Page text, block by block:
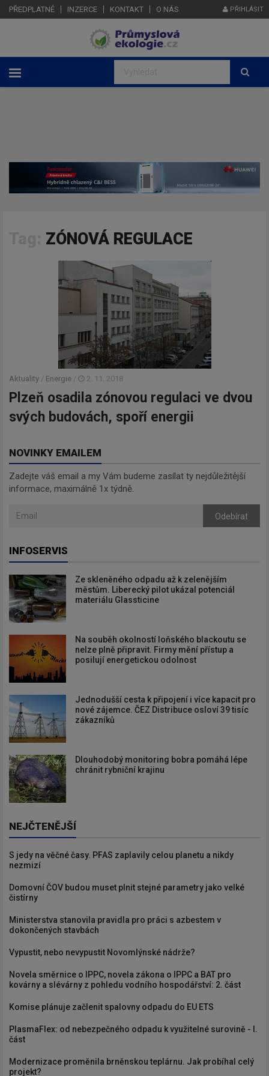
PŘEDPLATNÉ INZERCE KONTAKT O NÁS PŘIHLÁSIT
ZÓNOVÁ REGULACE
Aktuality / Energie / 2. 11. 2018
Plzeň osadila zónovou regulaci ve dvou
svých budovách, spoří energii
NOVINKY EMAILEM
Zadejte váš email a my Vám budeme zasílat ty nejdůležitější
informace, maximálně 1x týdně.
Odebírat
INFOSERVIS
Ze skleněného odpadu až k zelenějším
městům. Liberecký pilot ukázal potenciál
materiálu Glassticine
Na souběh okolností loňského blackoutu se
nelze plně připravit. Firmy mění přístup a
posilují energetickou odolnost
Jednodušší cesta k připojení i více kapacit pro
nové zájemce. ČEZ Distribuce osloví 39 tisíc
zákazníků
Dlouhodobý monitoring bobra pomáhá lépe
chránit rybniční krajinu
NEJČTENĚJŠÍ
S jedy na věčné časy. PFAS zaplavily celou planetu a nikdy
nezmizí
Domovní ČOV budou muset plnit stejné parametry jako velké
čistírny
Ministerstva stanovila pravidla pro práci s azbestem v
dokončených stavbách
Vypustit, nebo nevypustit Novomlýnské nádrže?
Novela směrnice o IPPC, novela zákona o IPPC a BAT pro
kovárny a slévárny z pohledu vodního hospodářství: 2. část
Komise plánuje začlenit spalovny odpadu do EU ETS
PlasmaFlex: od nebezpečného odpadu k využitelné surovině - I.
část
Modernizace proměnila brněnskou teplárnu. Jak probíhal celý
projekt?